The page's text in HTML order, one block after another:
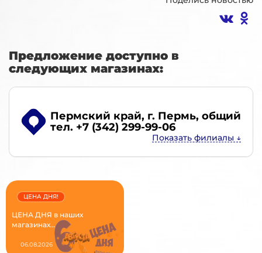
Предложение доступно в
следующих магазинах:
Пермский край, г. Пермь, общий
тел. +7 (342) 299-99-06
ЦЕНА ДНЯ в наших
магазинах...
ЦЕНА ДНЯ!
06.08.2026